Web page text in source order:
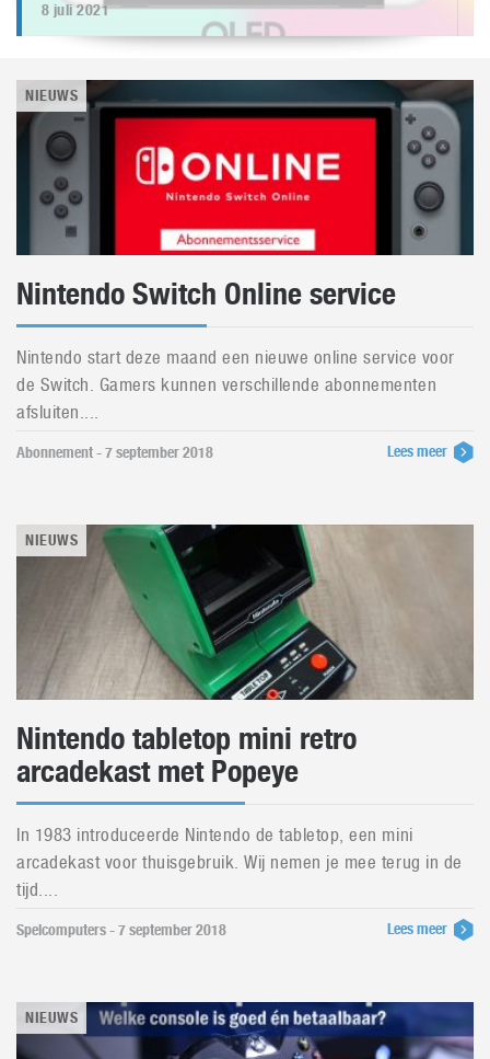
8 juli 2021
NIEUWS
Nintendo Switch Online service
Nintendo start deze maand een nieuwe online service voor
de Switch. Gamers kunnen verschillende abonnementen
afsluiten....
Abonnement - 7 september 2018 Lees meer
NIEUWS
Nintendo tabletop mini retro
arcadekast met Popeye
In 1983 introduceerde Nintendo de tabletop, een mini
arcadekast voor thuisgebruik. Wij nemen je mee terug in de
tijd....
Spelcomputers - 7 september 2018 Lees meer
NIEUWS